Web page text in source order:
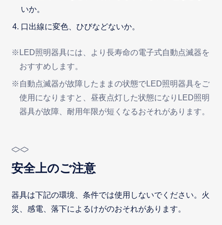
いか。
口出線に変色、ひびなどないか。
※LED照明器具には、より長寿命の電子式自動点滅器を
おすすめします。
※自動点滅器が故障したままの状態でLED照明器具をご
使用になりますと、昼夜点灯した状態になりLED照明
器具が故障、耐用年限が短くなるおそれがあります。
安全上のご注意
器具は下記の環境、条件では使用しないでください。火
災、感電、落下によるけがのおそれがあります。